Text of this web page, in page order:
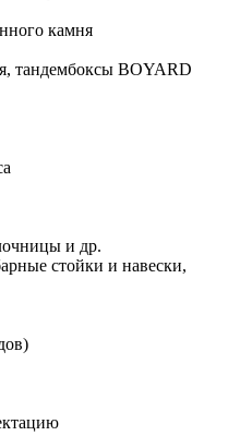
камня
тандембоксы BOYARD
и др.
стойки и навески,